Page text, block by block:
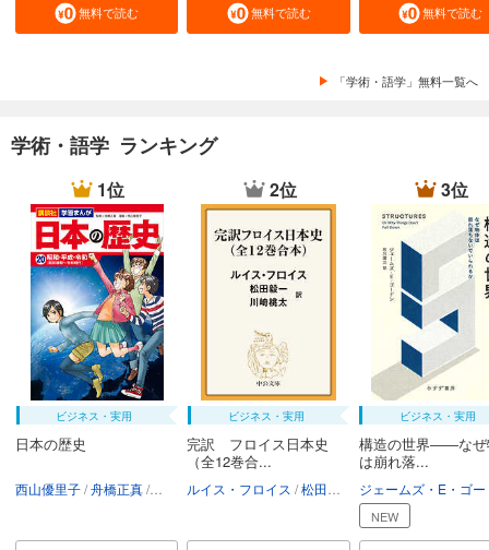
無料で読む 無料で読む 無料で読む
「学術・語学」無料一覧へ
学術・語学 ランキング
1位
ビジネス・実用
日本の歴史
西山優里子 舟橋正真 講談社
2位
ビジネス・実用
完訳 フロイス日本史
（全12巻合...
ルイス・フロイス 松田毅一 川崎桃太
3位
ビジネス・実用
構造の世界――なぜ
は崩れ落...
NEW